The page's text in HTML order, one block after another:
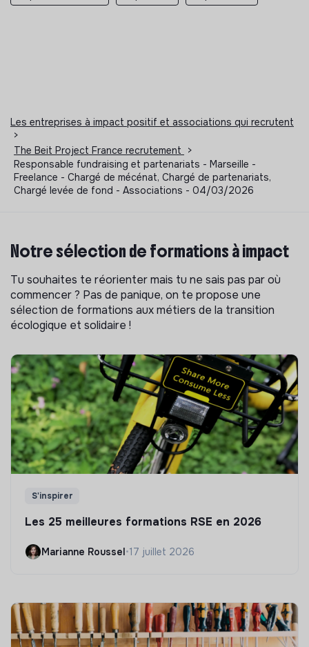
Les entreprises à impact positif et associations qui recrutent
>
The Beit Project France recrutement
>
Responsable fundraising et partenariats - Marseille -
Freelance - Chargé de mécénat, Chargé de partenariats,
Chargé levée de fond - Associations - 04/03/2026
Notre sélection de formations à impact
Tu souhaites te réorienter mais tu ne sais pas par où
commencer ? Pas de panique, on te propose une
sélection de formations aux métiers de la transition
écologique et solidaire !
S'inspirer
Les 25 meilleures formations RSE en 2026
Marianne Roussel•17 juillet 2026